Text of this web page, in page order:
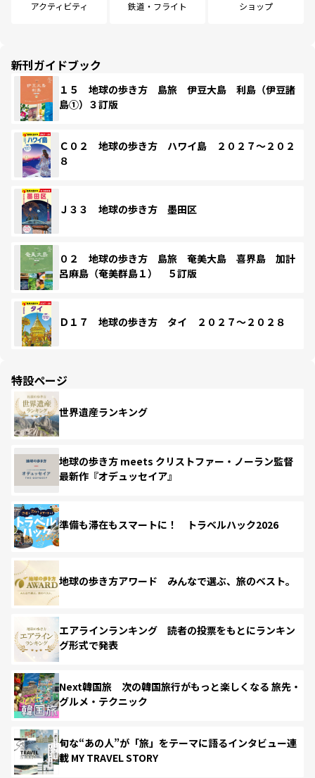
アクティビティ 鉄道・フライト ショップ
新刊ガイドブック
１５ 地球の歩き方 島旅 伊豆大島 利島（伊豆諸
島①）３訂版
Ｃ０２ 地球の歩き方 ハワイ島 ２０２７～２０２
８
Ｊ３３ 地球の歩き方 墨田区
０２ 地球の歩き方 島旅 奄美大島 喜界島 加計
呂麻島（奄美群島１） ５訂版
Ｄ１７ 地球の歩き方 タイ ２０２７～２０２８
特設ページ
世界遺産ランキング
地球の歩き方 meets クリストファー・ノーラン監督
最新作『オデュッセイア』
準備も滞在もスマートに！ トラベルハック2026
地球の歩き方アワード みんなで選ぶ、旅のベスト。
エアラインランキング 読者の投票をもとにランキン
グ形式で発表
Next韓国旅 次の韓国旅行がもっと楽しくなる 旅先・
グルメ・テクニック
旬な“あの人”が「旅」をテーマに語るインタビュー連
載 MY TRAVEL STORY